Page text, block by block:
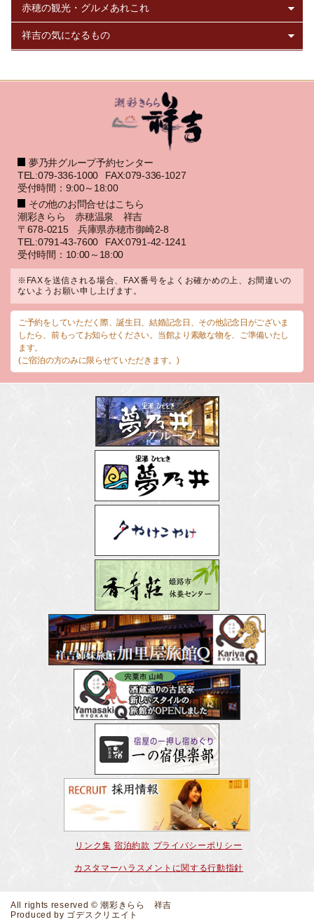
夢乃井グループ予約センター
TEL:079-336-1000
FAX:079-336-1027
受付時間：9:00～18:00
その他のお問合せはこちら
潮彩きらら 赤穂温泉 祥吉
〒678-0215 兵庫県赤穂市御崎2-8
TEL:0791-43-7600
FAX:0791-42-1241
受付時間：10:00～18:00
※FAXを送信される場合、FAX番号をよくお確かめの上、お間違いの
ないようお願い申し上げます。
ご予約をしていただく際、誕生日、結婚記念日、その他記念日がございま
したら、前もってお知らせください。当館より素敵な物を、ご準備いたし
ます。
(ご宿泊の方のみに限らせていただきます。)
リンク集 宿泊約款 プライバシーポリシー
カスタマーハラスメントに関する行動指針
All rights reserved © 潮彩きらら 祥吉
Produced by ゴデスクリエイト